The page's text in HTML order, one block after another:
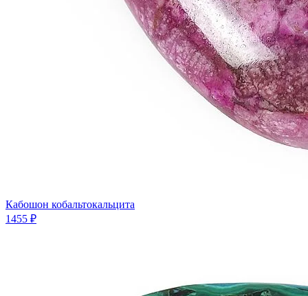
Кабошон кобальтокальцита
1455 ₽